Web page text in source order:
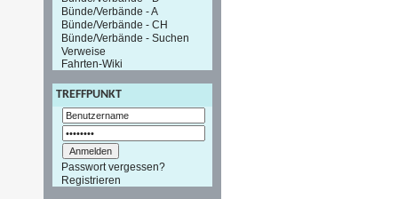
Bünde/Verbände - A
Bünde/Verbände - CH
Bünde/Verbände - Suchen
Verweise
Fahrten-Wiki
TREFFPUNKT
Passwort vergessen?
Registrieren